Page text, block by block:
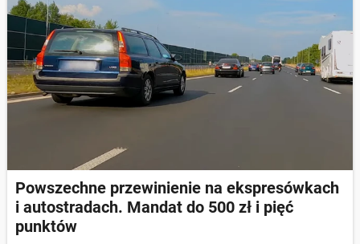
Powszechne przewinienie na ekspresówkach
i autostradach. Mandat do 500 zł i pięć
punktów